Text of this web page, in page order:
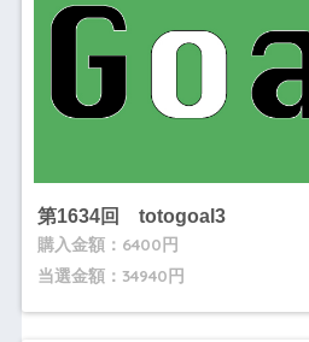
第1634回 totogoal3
購入金額：6400円
当選金額：34940円